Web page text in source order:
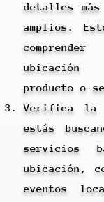
detalles más
amplios.
producto o
Verifica la
estás
servicios
ubicación,
eventos